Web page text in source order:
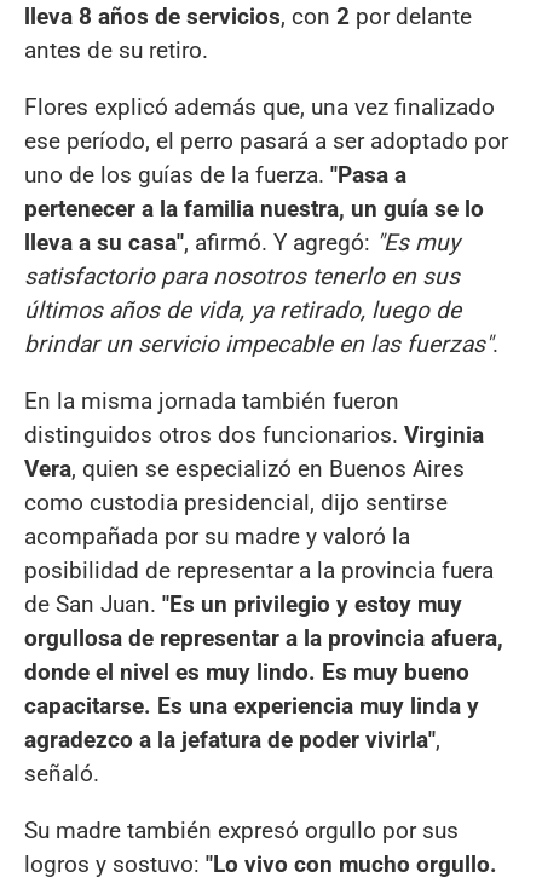
lleva 8 años de servicios, con 2 por delante
antes de su retiro.
Flores explicó además que, una vez finalizado
ese período, el perro pasará a ser adoptado por
uno de los guías de la fuerza. "Pasa a
pertenecer a la familia nuestra, un guía se lo
lleva a su casa", afirmó. Y agregó: "Es muy
satisfactorio para nosotros tenerlo en sus
últimos años de vida, ya retirado, luego de
brindar un servicio impecable en las fuerzas".
En la misma jornada también fueron
distinguidos otros dos funcionarios. Virginia
Vera, quien se especializó en Buenos Aires
como custodia presidencial, dijo sentirse
acompañada por su madre y valoró la
posibilidad de representar a la provincia fuera
de San Juan. "Es un privilegio y estoy muy
orgullosa de representar a la provincia afuera,
donde el nivel es muy lindo. Es muy bueno
capacitarse. Es una experiencia muy linda y
agradezco a la jefatura de poder vivirla",
señaló.
Su madre también expresó orgullo por sus
logros y sostuvo: "Lo vivo con mucho orgullo.